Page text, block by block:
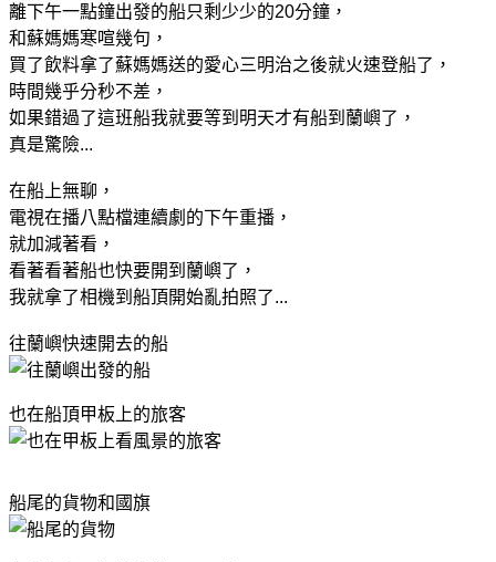
離下午一點鐘出發的船只剩少少的20分鐘，
和蘇媽媽寒喧幾句，
買了飲料拿了蘇媽媽送的愛心三明治之後就火速登船了，
時間幾乎分秒不差，
如果錯過了這班船我就要等到明天才有船到蘭嶼了，
真是驚險...
在船上無聊，
電視在播八點檔連續劇的下午重播，
就加減著看，
看著看著船也快要開到蘭嶼了，
我就拿了相機到船頂開始亂拍照了...
往蘭嶼快速開去的船
也在船頂甲板上的旅客
船尾的貨物和國旗